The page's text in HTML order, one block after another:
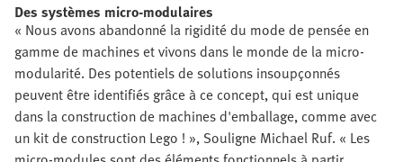
Des systèmes micro-modulaires
« Nous avons abandonné la rigidité du mode de pensée en
gamme de machines et vivons dans le monde de la micro-
modularité. Des potentiels de solutions insoupçonnés
peuvent être identifiés grâce à ce concept, qui est unique
dans la construction de machines d'emballage, comme avec
un kit de construction Lego ! », Souligne Michael Ruf. « Les